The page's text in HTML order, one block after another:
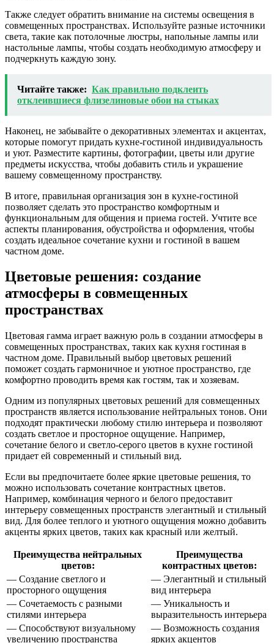
Также следует обратить внимание на системы освещения в
совмещенных пространствах. Используйте разные источники
света, такие как потолочные люстры, напольные лампы или
настольные лампы, чтобы создать необходимую атмосферу и
подчеркнуть каждую зону.
Читайте также: Как правильно подклеить
отклеившиеся флизелиновые обои на стыках
Наконец, не забывайте о декоративных элементах и акцентах,
которые помогут придать кухне-гостиной индивидуальность
и уют. Разместите картины, фотографии, цветы или другие
предметы искусства, чтобы добавить стиль и украшение
вашему совмещенному пространству.
В итоге, правильная организация зон в кухне-гостиной
позволяет сделать это пространство комфортным и
функциональным для общения и приема гостей. Учтите все
аспекты планирования, обустройства и оформления, чтобы
создать идеальное сочетание кухни и гостиной в вашем
частном доме.
Цветовые решения: создание
атмосферы в совмещенных
пространствах
Цветовая гамма играет важную роль в создании атмосферы в
совмещенных пространствах, таких как кухня гостиная в
частном доме. Правильный выбор цветовых решений
поможет создать гармоничное и уютное пространство, где
комфортно проводить время как гостям, так и хозяевам.
Одним из популярных цветовых решений для совмещенных
пространств является использование нейтральных тонов. Они
подходят практически любому стилю интерьера и позволяют
создать светлое и просторное ощущение. Например,
сочетание белого и светло-серого цветов в кухне гостиной
придает ей современный и стильный вид.
Если вы предпочитаете более яркие цветовые решения, то
можно использовать сочетание контрастных цветов.
Например, комбинация черного и белого предоставит
интерьеру совмещенных пространств элегантный и стильный
вид. Для более теплого и уютного ощущения можно добавить
акценты ярких цветов, таких как красный или желтый.
Преимущества нейтральных
цветов:
Преимущества
контрастных цветов:
— Создание светлого и
просторного ощущения
— Элегантный и стильный
вид интерьера
— Сочетаемость с разными
стилями интерьера
— Уникальность и
выразительность интерьера
— Способствуют визуальному
увеличению пространства
— Возможность создания
ярких акцентов